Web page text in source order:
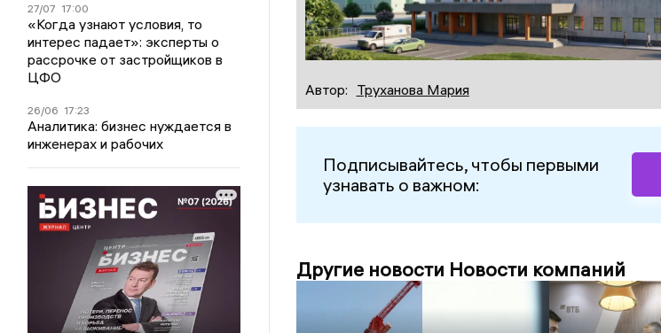
27/07 17:00
«Когда узнают условия, то
интерес падает»: эксперты о
рассрочке от застройщиков в
ЦФО
26/06 17:23
Аналитика: бизнес нуждается в
инженерах и рабочих
Автор: Труханова Мария
Подписывайтесь, чтобы первыми
узнавать о важном:
Другие новости Новости компаний